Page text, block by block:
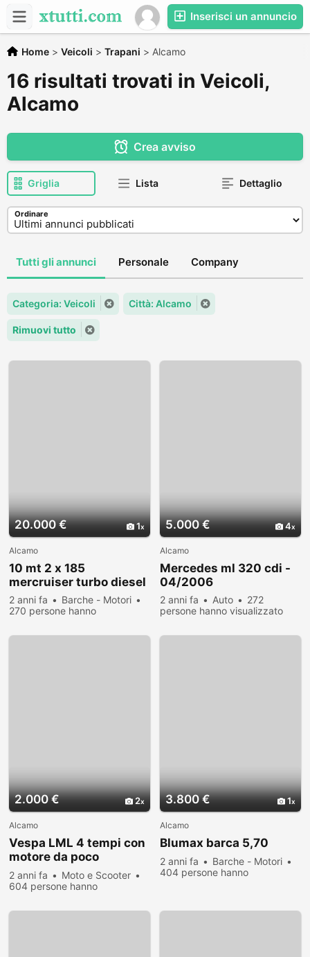
Inserisci un annuncio
Home > Veicoli > Trapani > Alcamo
16 risultati trovati in Veicoli,
Alcamo
Crea avviso
Griglia Lista Dettaglio
Ordinare
Tutti gli annunci Personale Company
Categoria: Veicoli Città: Alcamo
Rimuovi tutto
20.000 € 1
Alcamo
10 mt 2 x 185
mercruiser turbo diesel
2 anni fa
Barche - Motori
270 persone hanno
5.000 € 4
Alcamo
Mercedes ml 320 cdi -
04/2006
2 anni fa Auto
272
persone hanno visualizzato
2.000 € 2
Alcamo
Vespa LML 4 tempi con
motore da poco
sostituito co
2 anni fa
Moto e Scooter
604 persone hanno
3.800 € 1
Alcamo
Blumax barca 5,70
2 anni fa
Barche - Motori
404 persone hanno